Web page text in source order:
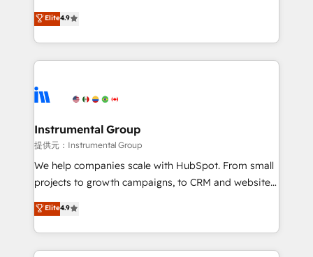
HubSpot Partner 🪴 - Sales Hub: More
implementations than any other Partner 💻 -
agency for an Ops problem. Don't hire a technical
agency for a growth problem. Hire a partner built to
operational efficiency of HubSpot. The fastest-
growing tech-enabler & facilitator, MakeWebBetter,
hands you the blend of HubSpot expertise &
eminent solutions & integrations. Trust us to
Elite Partners with 10+ years of HubSpot experience
Premier Partner 2023 🌟5 HubSpot Accreditations 🌟
Won HubSpot Theme Challenge 2021 🌟INBOUND’19
HubSpot Rising Star Why us? Harnessing the full
potential of the powerful HubSpot CRM. ✔️A team of
HubSpot experience ✔️Flexible pricing models —
Hourly-fee (assigned one Dedicated HubSpot
Elite4.9
Instrumental Group
提供元：Instrumental Group
We help companies scale with HubSpot. From small
projects to growth campaigns, to CRM and websites.
Hire an agency that's experienced in every inch of
HubSpot and willing to work hand-in-hand with your
team to simplify the complex and build a better
experience for your team and customers.
Elite4.9